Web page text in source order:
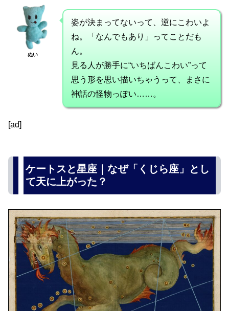
ぬい
姿が決まってないって、逆にこわいよ
ね。「なんでもあり」ってことだも
ん。
見る人が勝手に“いちばんこわい”って
思う形を思い描いちゃうって、まさに
神話の怪物っぽい……。
[ad]
ケートスと星座｜なぜ「くじら座」とし
て天に上がった？